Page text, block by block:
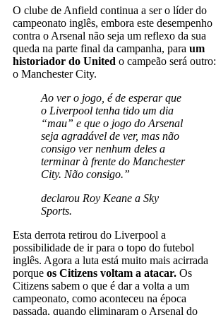
O clube de Anfield continua a ser o líder do
campeonato inglês, embora este desempenho
contra o Arsenal não seja um reflexo da sua
queda na parte final da campanha, para um
historiador do United o campeão será outro:
o Manchester City.
Ao ver o jogo, é de esperar que
o Liverpool tenha tido um dia
“mau” e que o jogo do Arsenal
seja agradável de ver, mas não
consigo ver nenhum deles a
terminar à frente do Manchester
City. Não consigo.”
declarou Roy Keane a Sky
Sports.
Esta derrota retirou do Liverpool a
possibilidade de ir para o topo do futebol
inglês. Agora a luta está muito mais acirrada
porque os Citizens voltam a atacar. Os
Citizens sabem o que é dar a volta a um
campeonato, como aconteceu na época
passada, quando eliminaram o Arsenal do